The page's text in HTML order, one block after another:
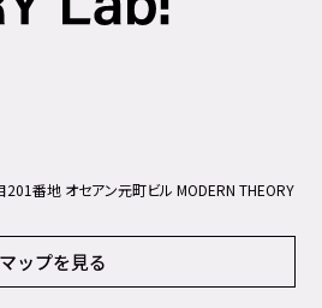
番地 オセアン元町ビル MODERN THEORY
マップを見る